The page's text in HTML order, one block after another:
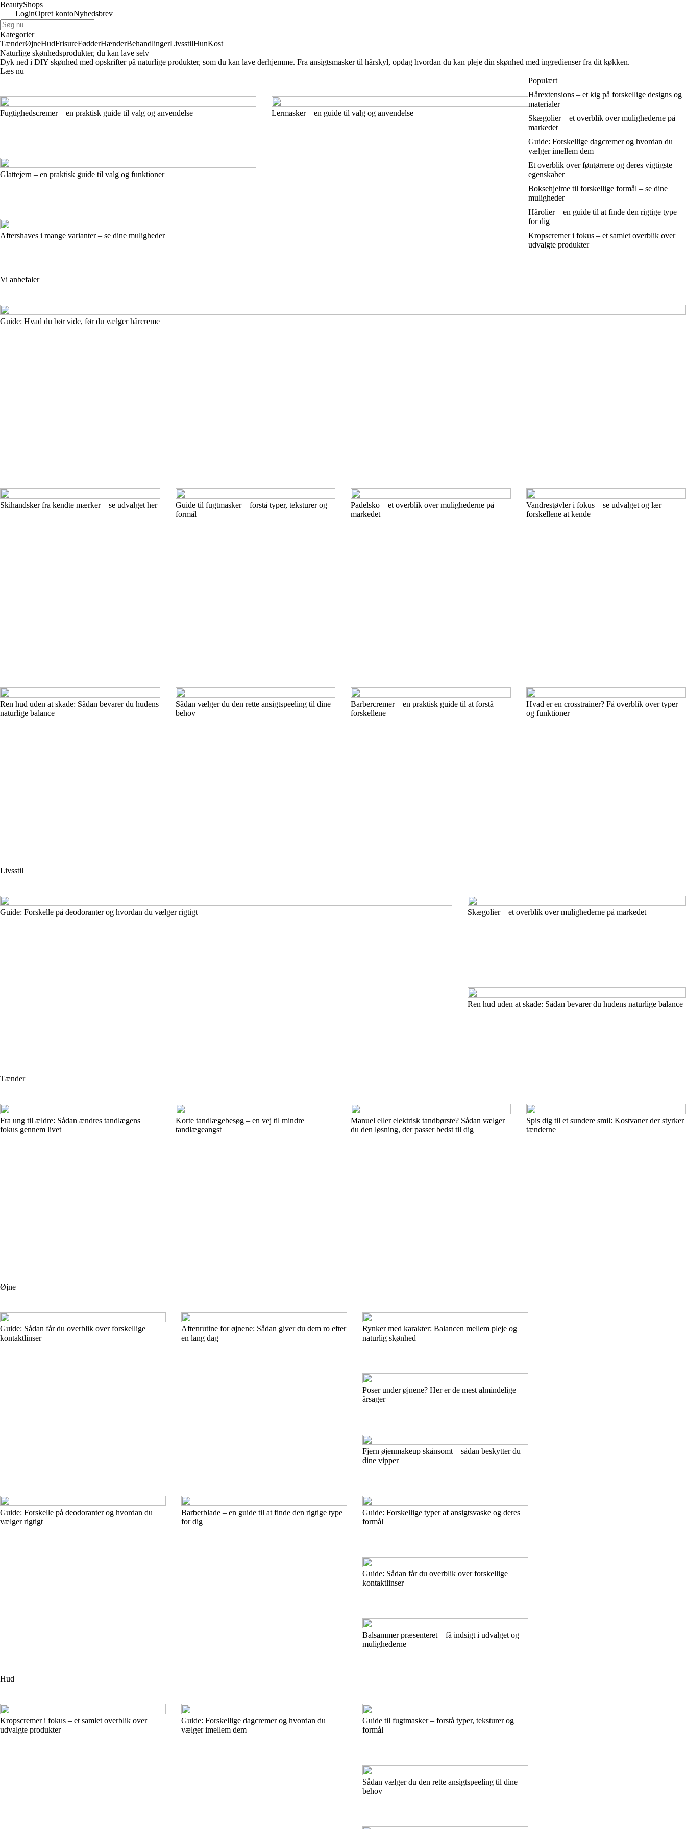
BeautyShops
LoginOpret kontoNyhedsbrev
Kategorier
TænderØjneHudFrisureFødderHænderBehandlingerLivsstilHunKost
Naturlige skønhedsprodukter, du kan lave selv
Dyk ned i DIY skønhed med opskrifter på naturlige produkter, som du kan lave derhjemme. Fra ansigtsmasker til hårskyl, opdag hvordan du kan pleje din skønhed med ingredienser fra dit køkken.
Læs nu
Fugtighedscremer – en praktisk guide til valg og anvendelse
Glattejern – en praktisk guide til valg og funktioner
Aftershaves i mange varianter – se dine muligheder
Lermasker – en guide til valg og anvendelse
Populært
Hårextensions – et kig på forskellige designs og
materialer
Skægolier – et overblik over mulighederne på
markedet
Guide: Forskellige dagcremer og hvordan du
vælger imellem dem
Et overblik over føntørrere og deres vigtigste
egenskaber
Boksehjelme til forskellige formål – se dine
muligheder
Hårolier – en guide til at finde den rigtige type
for dig
Kropscremer i fokus – et samlet overblik over
udvalgte produkter
Vi anbefaler
Guide: Hvad du bør vide, før du vælger hårcreme
Skihandsker fra kendte mærker – se udvalget her
Guide til fugtmasker – forstå typer, teksturer og
formål
Padelsko – et overblik over mulighederne på
markedet
Vandrestøvler i fokus – se udvalget og lær
forskellene at kende
Ren hud uden at skade: Sådan bevarer du hudens
naturlige balance
Sådan vælger du den rette ansigtspeeling til dine
behov
Barbercremer – en praktisk guide til at forstå
forskellene
Hvad er en crosstrainer? Få overblik over typer
og funktioner
Livsstil
Guide: Forskelle på deodoranter og hvordan du vælger rigtigt Skægolier – et overblik over mulighederne på markedet
Ren hud uden at skade: Sådan bevarer du hudens naturlige balance
Tænder
Fra ung til ældre: Sådan ændres tandlægens
fokus gennem livet
Korte tandlægebesøg – en vej til mindre
tandlægeangst
Manuel eller elektrisk tandbørste? Sådan vælger
du den løsning, der passer bedst til dig
Spis dig til et sundere smil: Kostvaner der styrker
tænderne
Øjne
Guide: Sådan får du overblik over forskellige
kontaktlinser
Aftenrutine for øjnene: Sådan giver du dem ro efter
en lang dag
Rynker med karakter: Balancen mellem pleje og
naturlig skønhed
Poser under øjnene? Her er de mest almindelige
årsager
Fjern øjenmakeup skånsomt – sådan beskytter du
dine vipper
Guide: Forskelle på deodoranter og hvordan du
vælger rigtigt
Barberblade – en guide til at finde den rigtige type
for dig
Guide: Forskellige typer af ansigtsvaske og deres
formål
Guide: Sådan får du overblik over forskellige
kontaktlinser
Balsammer præsenteret – få indsigt i udvalget og
mulighederne
Hud
Kropscremer i fokus – et samlet overblik over
udvalgte produkter
Guide: Forskellige dagcremer og hvordan du
vælger imellem dem
Guide til fugtmasker – forstå typer, teksturer og
formål
Sådan vælger du den rette ansigtspeeling til dine
behov